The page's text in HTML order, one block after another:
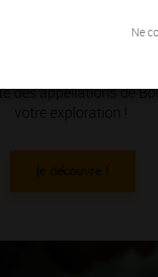
Ne
vous
en Premiers et
Villages et
des appellations de
votre exploration !
Je découvre !